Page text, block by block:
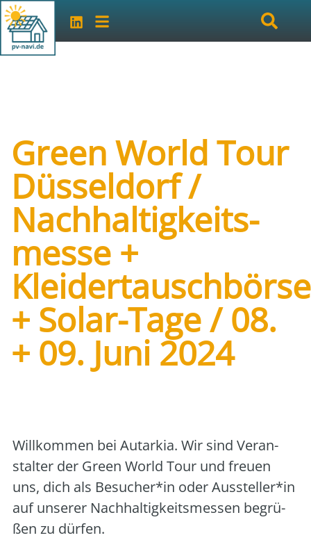
Green World Tour
Düsseldorf /
Nachhaltigkeits-
messe +
Kleidertauschbörse
+ Solar-Tage / 08.
+ 09. Juni 2024
Will­kom­men bei Aut­ar­kia. Wir sind Ver­an­
stal­ter der Green World Tour und freu­en
uns, dich als Besucher*in oder Aussteller*in
auf unse­rer Nach­hal­tig­keits­mes­sen begrü­
ßen zu dür­fen.